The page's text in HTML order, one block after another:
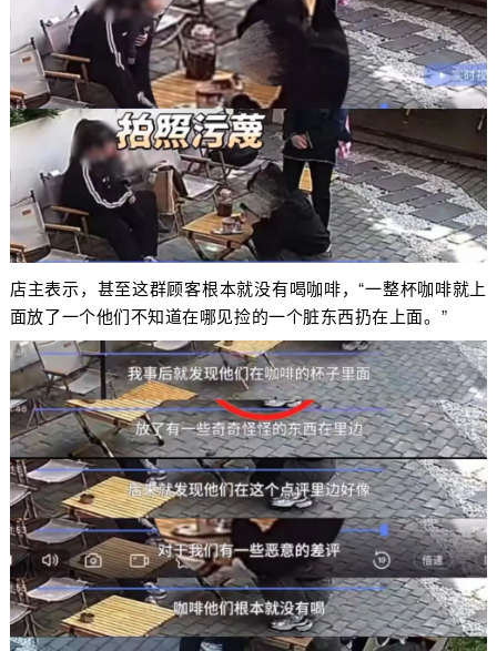
店主表示，甚至这群顾客根本就没有喝咖啡，“一整杯咖啡就上
面放了一个他们不知道在哪见捡的一个脏东西扔在上面。”